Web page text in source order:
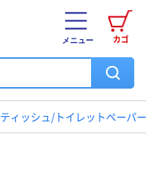
カゴ
メニュー
ティッシュ/トイレットペーパ